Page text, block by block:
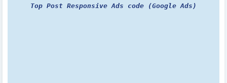
Top Post Responsive Ads code (Google Ads)